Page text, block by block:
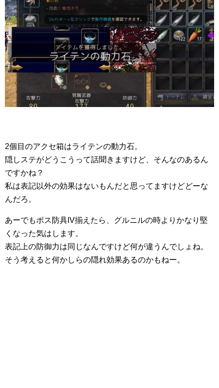
2個目のアクセ箱はライテンの動力石。
隠しステがどうこうって話聞きますけど、そんなのあるん
ですかね？
私は表記以外の効果はないもんだと思ってますけどどーな
んだろ。
あーでもボス防具IV揃えたら、グルニルの時よりかなり堅
くなった気はします。
表記上の防御力は同じなんですけど何が違うんでしょね。
そう考えると何かしらの隠れ効果あるのかもねー。